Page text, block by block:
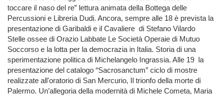
toccare il naso del re” lettura animata della Bottega delle
Percussioni e Libreria Dudi. Ancora, sempre alle 18 è prevista la
presentazione di Garibaldi e il Cavaliere di Stefano Vilardo
Stelle ossee di Orazio Labbate Le Società Operaie di Mutuo
Soccorso e la lotta per la democrazia in Italia. Storia di una
sperimentazione politica di Michelangelo Ingrassia. Alle 19 la
presentazione del catalogo “Sacrosanctum” ciclo di mostre
realizzate all'oratorio di San Mercurio, Il trionfo della morte di
Palermo. Un’allegoria della modernità di Michele Cometa, Maria